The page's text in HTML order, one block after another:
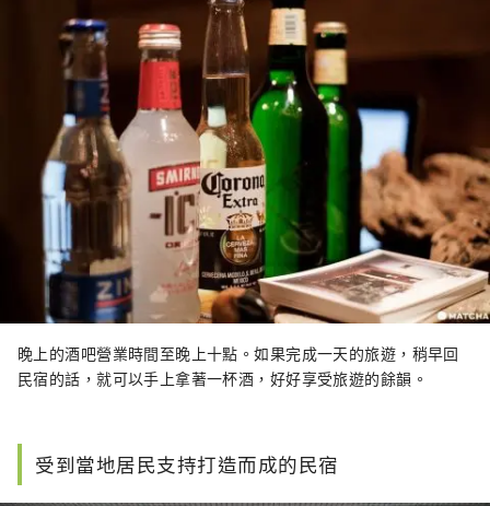
晚上的酒吧營業時間至晚上十點。如果完成一天的旅遊，稍早回
民宿的話，就可以手上拿著一杯酒，好好享受旅遊的餘韻。
受到當地居民支持打造而成的民宿